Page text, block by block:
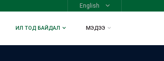
English
ИЛ ТОД БАЙДАЛ МЭДЭЭ